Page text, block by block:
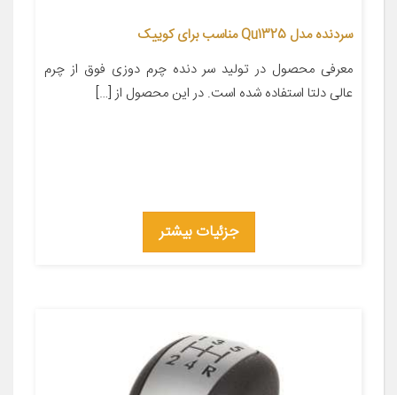
سردنده مدل Qu1325 مناسب برای کوییک
معرفی محصول در تولید سر دنده چرم دوزی فوق از چرم
عالی دلتا استفاده شده است. در این محصول از […]
جزئیات بیشتر